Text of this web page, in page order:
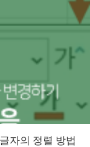
자의 정렬 방법